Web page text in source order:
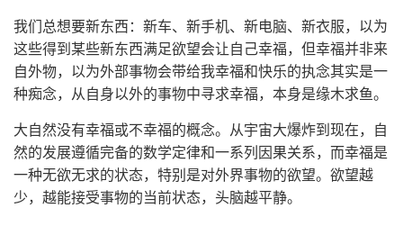
我们总想要新东西：新车、新手机、新电脑、新衣服，以为
这些得到某些新东西满足欲望会让自己幸福，但幸福并非来
自外物，以为外部事物会带给我幸福和快乐的执念其实是一
种痴念，从自身以外的事物中寻求幸福，本身是缘木求鱼。
大自然没有幸福或不幸福的概念。从宇宙大爆炸到现在，自
然的发展遵循完备的数学定律和一系列因果关系，而幸福是
一种无欲无求的状态，特别是对外界事物的欲望。欲望越
少，越能接受事物的当前状态，头脑越平静。